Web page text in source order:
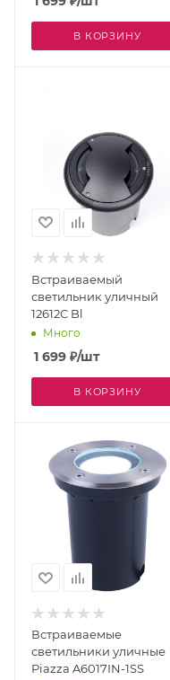
В КОРЗИНУ
Встраиваемый
светильник уличный
12612C Bl
Много
1 699 ₽/шт
В КОРЗИНУ
Встраиваемые
светильники уличные
Piazza A6017IN-1SS